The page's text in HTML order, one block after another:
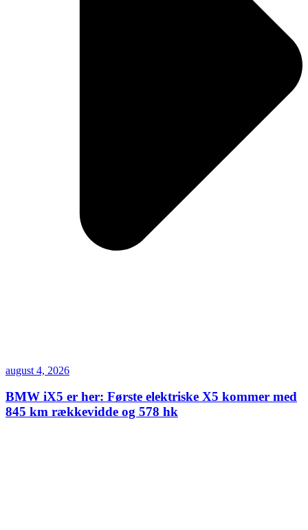
august 4, 2026
BMW iX5 er her: Første elektriske X5 kommer med
845 km rækkevidde og 578 hk